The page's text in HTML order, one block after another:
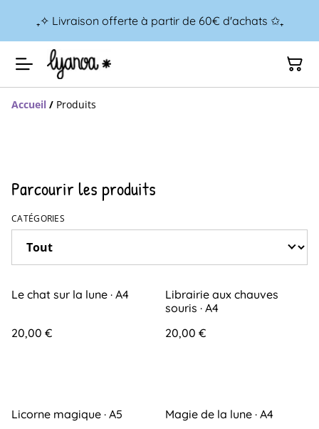
₊✧ Livraison offerte à partir de 60€ d'achats ✩₊
Accueil / Produits
Parcourir les produits
CATÉGORIES
Le chat sur la lune · A4
20,00 €
Librairie aux chauves
souris · A4
20,00 €
Licorne magique · A5
Magie de la lune · A4